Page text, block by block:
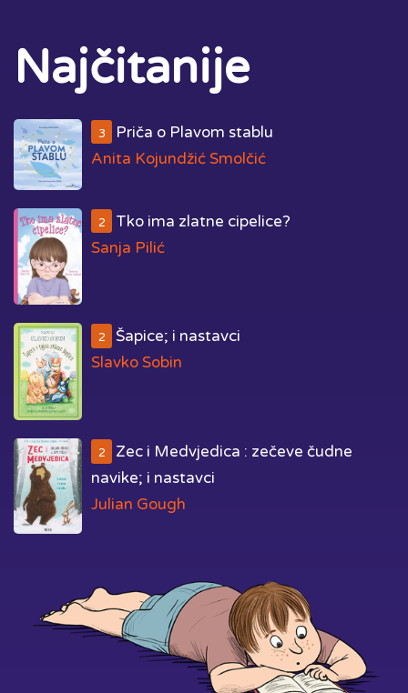
Najčitanije
3
Priča o Plavom stablu
Anita Kojundžić Smolčić
2
Tko ima zlatne cipelice?
Sanja Pilić
2
Šapice; i nastavci
Slavko Sobin
2
Zec i Medvjedica : zečeve čudne
navike; i nastavci
Julian Gough